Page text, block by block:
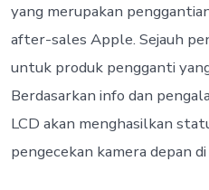
yang merupakan
after-sales Apple. Sejauh
untuk produk pengganti
Berdasarkan info dan
LCD akan menghasilkan
pengecekan kamera depan